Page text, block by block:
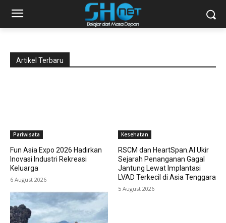
Artikel Terbaru
Pariwisata
Fun Asia Expo 2026 Hadirkan
Inovasi Industri Rekreasi
Keluarga
6 August 2026
Kesehatan
RSCM dan HeartSpan.AI Ukir
Sejarah Penanganan Gagal
Jantung Lewat Implantasi
LVAD Terkecil di Asia Tenggara
5 August 2026